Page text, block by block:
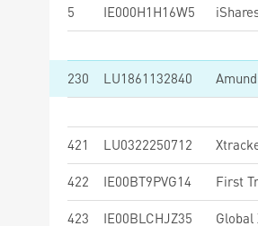
5 IE000H1H16W5
230 LU1861132840
421 LU0322250712
422 IE00BT9PVG14 First
423 IE00BLCHJZ35 Global